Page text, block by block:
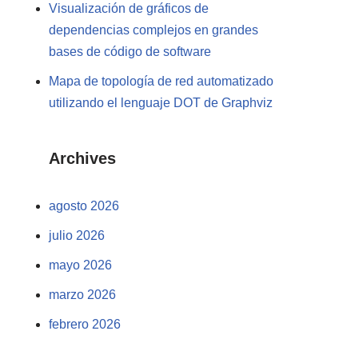
Visualización de gráficos de
dependencias complejos en grandes
bases de código de software
Mapa de topología de red automatizado
utilizando el lenguaje DOT de Graphviz
Archives
agosto 2026
julio 2026
mayo 2026
marzo 2026
febrero 2026